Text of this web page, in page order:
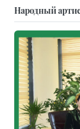
Народный